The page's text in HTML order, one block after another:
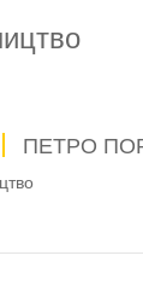
ПЕТРО